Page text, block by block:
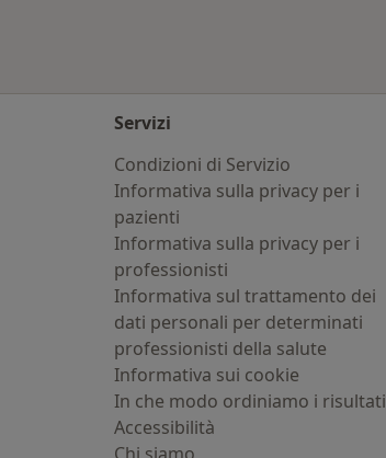
Servizi
Condizioni di Servizio
Informativa sulla privacy per i
pazienti
Informativa sulla privacy per i
professionisti
Informativa sul trattamento dei
dati personali per determinati
professionisti della salute
Informativa sui cookie
In che modo ordiniamo i risultati
Accessibilità